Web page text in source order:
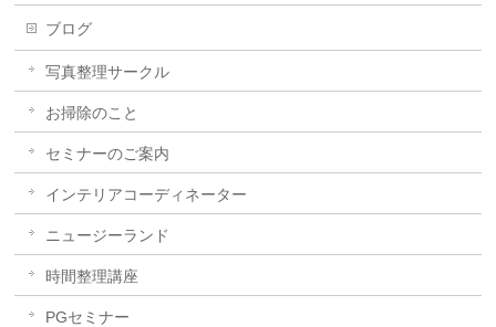
ブログ
写真整理サークル
お掃除のこと
セミナーのご案内
インテリアコーディネーター
ニュージーランド
時間整理講座
PGセミナー